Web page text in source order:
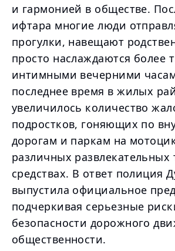
и гармонией в обществе.
ифтара многие люди
прогулки, навещают
просто наслаждаются более
интимными вечерними
последнее время в жилых
увеличилось количество
подростков, гоняющих по
дорогам и паркам на
различных развлекательных
средствах. В ответ полиция
выпустила официальное
подчеркивая серьезные
безопасности дорожного
общественности.